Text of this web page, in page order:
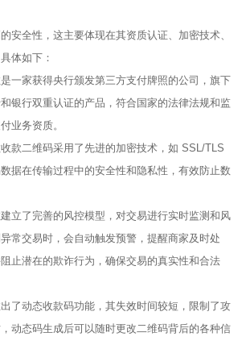
安全性，这主要体现在其资质认证、加密技术、
体如下：
一家获得央行颁发第三方支付牌照的公司，旗下
银行双重认证的产品，符合国家的法律法规和监
业务资质。
款二维码采用了先进的加密技术，如 SSL/TLS
据在传输过程中的安全性和隐私性，有效防止数
立了完善的风控模型，对交易进行实时监测和风
常交易时，会自动触发预警，提醒商家及时处
止潜在的欺诈行为，确保交易的真实性和合法
了动态收款码功能，其失效时间较短，限制了攻
动态码生成后可以随时更改二维码背后的各种信